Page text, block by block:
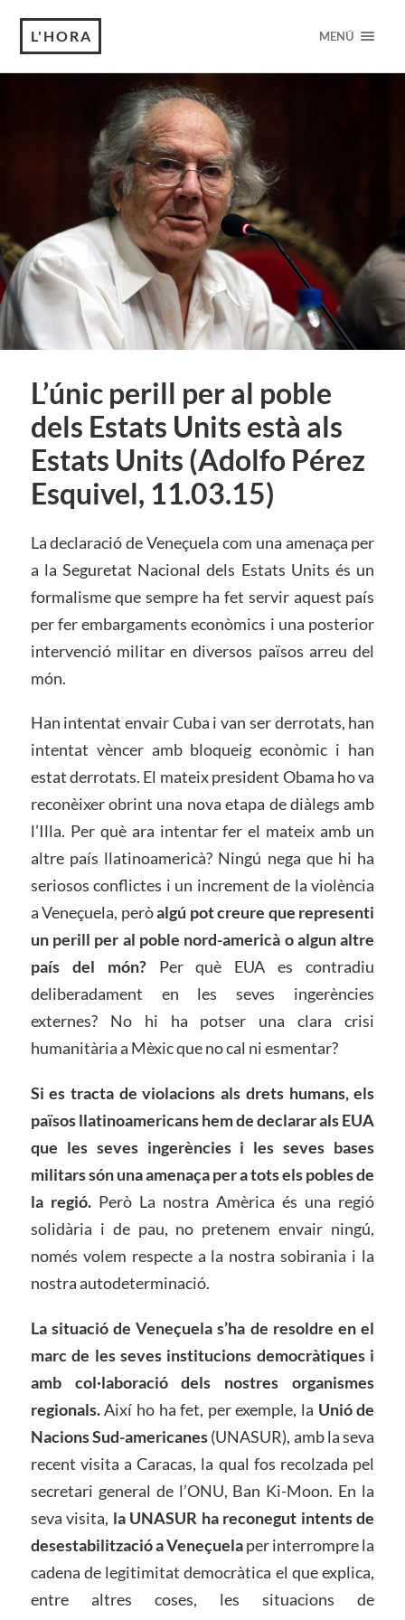
L'HORA MENÚ
L’únic perill per al poble
dels Estats Units està als
Estats Units (Adolfo Pérez
Esquivel, 11.03.15)
La declaració de Veneçuela com una amenaça per
a la Seguretat Nacional dels Estats Units és un
formalisme que sempre ha fet servir aquest país
per fer embargaments econòmics i una posterior
intervenció militar en diversos països arreu del
món.
Han intentat envair Cuba i van ser derrotats, han
intentat vèncer amb bloqueig econòmic i han
estat derrotats. El mateix president Obama ho va
reconèixer obrint una nova etapa de diàlegs amb
l’Illa. Per què ara intentar fer el mateix amb un
altre país llatinoamericà? Ningú nega que hi ha
seriosos conflictes i un increment de la violència
a Veneçuela, peròalgú pot creure que representi
un perill per al poble nord-americà o algun altre
país del món?Per què EUA es contradiu
deliberadament en les seves ingerències
externes? No hi ha potser una clara crisi
humanitària a Mèxic que no cal ni esmentar?
Si es tracta de violacions als drets humans, els
països llatinoamericans hem de declarar als EUA
que les seves ingerències i les seves bases
militars són una amenaça per a tots els pobles de
la regió.Però La nostra Amèrica és una regió
solidària i de pau, no pretenem envair ningú,
només volem respecte a la nostra sobirania i la
nostra autodeterminació.
La situació de Veneçuela s’ha de resoldre en el
marc de les seves institucions democràtiques i
amb col·laboració dels nostres organismes
regionals.Així ho ha fet, per exemple, la Unió de
Nacions Sud-americanes(UNASUR), amb la seva
recent visita a Caracas, la qual fos recolzada pel
secretari general de l’ONU, Ban Ki-Moon. En la
seva visita, la UNASUR ha reconegut intents de
desestabilització a Veneçuelaper interrompre la
cadena de legitimitat democràtica el que explica,
entre altres coses, les situacions de